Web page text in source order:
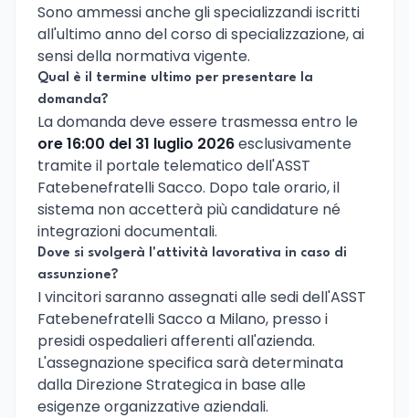
Sono ammessi anche gli specializzandi iscritti
all'ultimo anno del corso di specializzazione, ai
sensi della normativa vigente.
Qual è il termine ultimo per presentare la
domanda?
La domanda deve essere trasmessa entro le
ore 16:00 del 31 luglio 2026esclusivamente
tramite il portale telematico dell'ASST
Fatebenefratelli Sacco. Dopo tale orario, il
sistema non accetterà più candidature né
integrazioni documentali.
Dove si svolgerà l'attività lavorativa in caso di
assunzione?
I vincitori saranno assegnati alle sedi dell'ASST
Fatebenefratelli Sacco a Milano, presso i
presidi ospedalieri afferenti all'azienda.
L'assegnazione specifica sarà determinata
dalla Direzione Strategica in base alle
esigenze organizzative aziendali.